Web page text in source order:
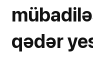
qədər